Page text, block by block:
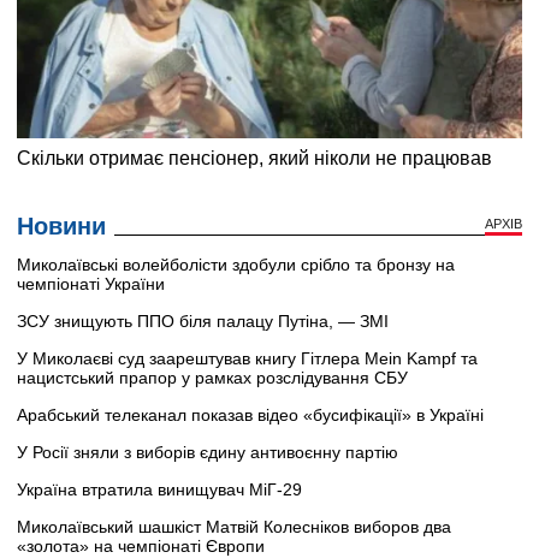
Новини АРХІВ
Миколаївські волейболісти здобули срібло та бронзу на
чемпіонаті України
ЗСУ знищують ППО біля палацу Путіна, — ЗМІ
У Миколаєві суд заарештував книгу Гітлера Mein Kampf та
нацистський прапор у рамках розслідування СБУ
Арабський телеканал показав відео «бусифікації» в Україні
У Росії зняли з виборів єдину антивоєнну партію
Україна втратила винищувач МіГ-29
Миколаївський шашкіст Матвій Колесніков виборов два
«золота» на чемпіонаті Європи